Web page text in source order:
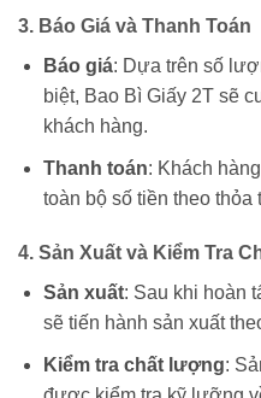
3. Báo Giá và Thanh Toán
Báo giá: Dựa trên số
biệt, Bao Bì Giấy 2T sẽ
khách hàng.
Thanh toán: Khách
toàn bộ số tiền theo thỏa
4. Sản Xuất và Kiểm Tra
Sản xuất: Sau khi hoàn
sẽ tiến hành sản xuất
Kiểm tra chất lượng: